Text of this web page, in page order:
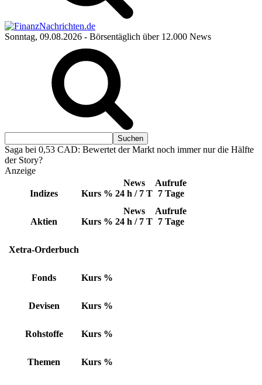
Sonntag, 09.08.2026 - Börsentäglich über 12.000 News
Saga bei 0,53 CAD: Bewertet der Markt noch immer nur die Hälfte
der Story?
Anzeige
Indizes Kurs %
News
24 h / 7 T
Aufrufe
7 Tage
Aktien Kurs %
News
24 h / 7 T
Aufrufe
7 Tage
Xetra-Orderbuch
Fonds Kurs %
Devisen Kurs %
Rohstoffe Kurs %
Themen Kurs %